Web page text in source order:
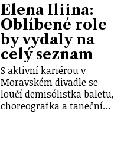
Elena Iliina:
Oblíbené role
by vydaly na
celý seznam
S aktivní kariérou v
Moravském divadle se
loučí demisólistka baletu,
choreografka a taneční…